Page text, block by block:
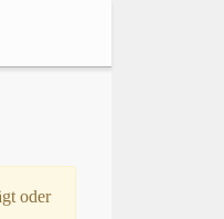
oder